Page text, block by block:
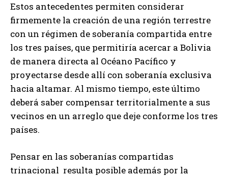
Estos antecedentes permiten considerar
firmemente la creación de una región terrestre
con un régimen de soberanía compartida entre
los tres países, que permitiría acercar a Bolivia
de manera directa al Océano Pacífico y
proyectarse desde allí con soberanía exclusiva
hacia altamar. Al mismo tiempo, este último
deberá saber compensar territorialmente a sus
vecinos en un arreglo que deje conforme los tres
países.
Pensar en las soberanías compartidas
trinacional resulta posible además por la